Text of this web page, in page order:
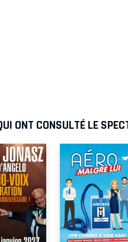
ONT CONSULTÉ LE